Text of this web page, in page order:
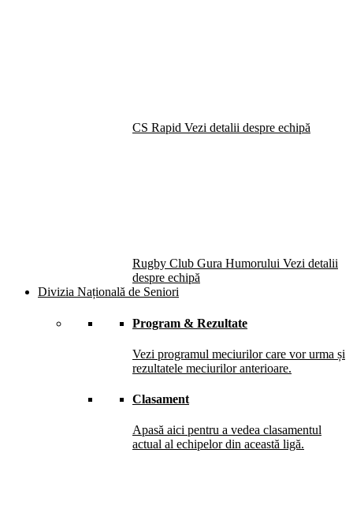
CS Rapid Vezi detalii despre echipă
Rugby Club Gura Humorului Vezi detalii
despre echipă
Divizia Națională de Seniori
Program & Rezultate
Vezi programul meciurilor care vor urma și
rezultatele meciurilor anterioare.
Clasament
Apasă aici pentru a vedea clasamentul
actual al echipelor din această ligă.